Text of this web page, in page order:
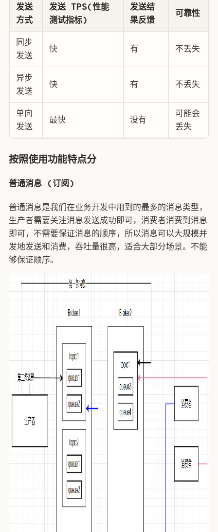
发送
方式
发送 TPS(性能
测试指标)
发送结
果反馈
可靠性
同步
发送
快 有 不丢失
异步
发送
快 有 不丢失
单向
发送
最快 没有
可能会
丢失
按照使用功能特点分
普通消息 (订阅)
普通消息是我们在业务开发中用到的最多的消息类型，
生产者需要关注消息发送成功即可，消费者消费到消息
即可，不需要保证消息的顺序，所以消息可以大规模并
发地发送和消费，吞吐量很高，适合大部分场景。不能
够保证顺序。